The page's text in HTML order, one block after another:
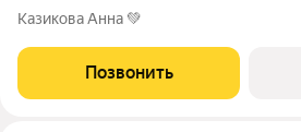
комфортный апартамент в одном из
вариант как для личного отдыха, так и
Казикова Анна 💚
Позвонить